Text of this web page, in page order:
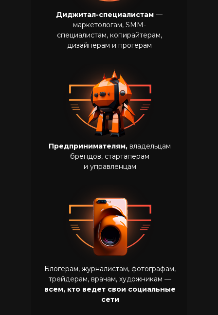
Диджитал-специалистам —
маркетологам, SMM-
специалистам, копирайтерам,
дизайнерам и прогерам
Предпринимателям, владельцам
брендов, стартаперам
и управленцам
Блогерам, журналистам, фотографам,
трейдерам, врачам, художникам —
всем, кто ведет свои социальные
сети